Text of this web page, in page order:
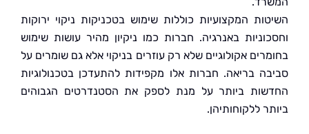
המקצועיות כוללות שימוש בטכניקות ניקוי ירוקות
באנרגיה. חברות כמו ניקיון מהיר עושות שימוש
אקולוגיים שלא רק עוזרים בניקוי אלא גם שומרים על
בריאה. חברות אלו מקפידות להתעדכן בטכנולוגיות
ביותר על מנת לספק את הסטנדרטים הגבוהים
ללקוחותיהן.